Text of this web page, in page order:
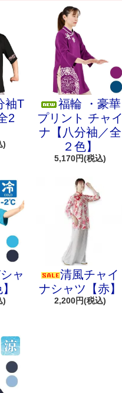
袖T
2
)
福輪 ・豪華
プリント チャイ
ナ【八分袖／全
２色】
5,170円(税込)
ャ
)
清風チャイ
ナシャツ【赤】
2,200円(税込)